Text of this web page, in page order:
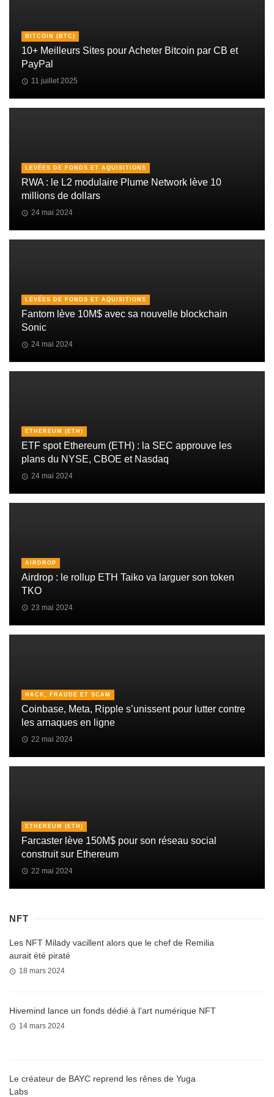
BITCOIN (BTC)
10+ Meilleurs Sites pour Acheter Bitcoin par CB et
PayPal
11 juillet 2025
LEVÉES DE FONDS ET AQUISITIONS
RWA : le L2 modulaire Plume Network lève 10
millions de dollars
24 mai 2024
LEVÉES DE FONDS ET AQUISITIONS
Fantom lève 10M$ avec sa nouvelle blockchain
Sonic
24 mai 2024
ETHEREUM (ETH)
ETF spot Ethereum (ETH) : la SEC approuve les
plans du NYSE, CBOE et Nasdaq
24 mai 2024
AIRDROP
Airdrop : le rollup ETH Taiko va larguer son token
TKO
23 mai 2024
HACK, FRAUDE ET SCAM
Coinbase, Meta, Ripple s’unissent pour lutter contre
les arnaques en ligne
22 mai 2024
ETHEREUM (ETH)
Farcaster lève 150M$ pour son réseau social
construit sur Ethereum
22 mai 2024
NFT
Les NFT Milady vacillent alors que le chef de Remilia
aurait été piraté
18 mars 2024
Hivemind lance un fonds dédié à l’art numérique NFT
14 mars 2024
Le créateur de BAYC reprend les rênes de Yuga
Labs